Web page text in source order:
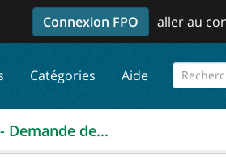
Connexion FPO aller au
Catégories Aide
Demande de...